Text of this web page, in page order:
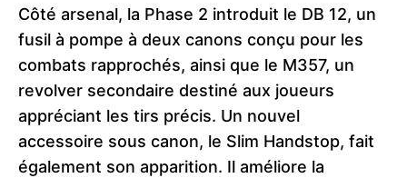
Côté arsenal, la Phase 2 introduit le DB 12, un
fusil à pompe à deux canons conçu pour les
combats rapprochés, ainsi que le M357, un
revolver secondaire destiné aux joueurs
appréciant les tirs précis. Un nouvel
accessoire sous canon, le Slim Handstop, fait
également son apparition. Il améliore la